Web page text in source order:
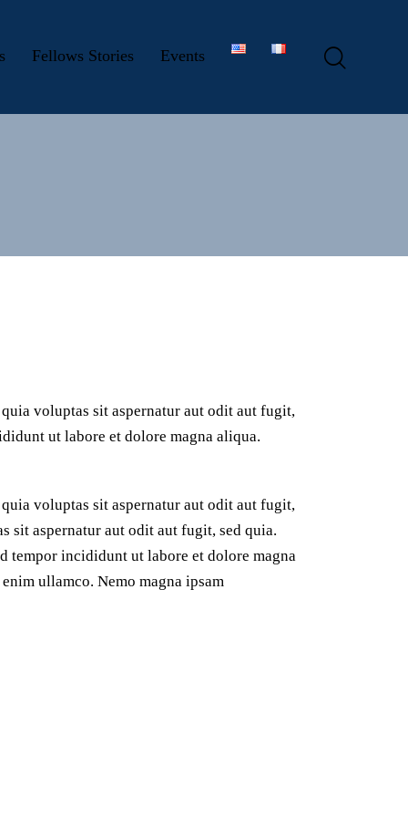
Fellows Stories Events
voluptas sit aspernatur aut odit aut fugit,
ut labore et dolore magna aliqua.
voluptas sit aspernatur aut odit aut fugit,
sit aspernatur aut odit aut fugit, sed quia.
tempor incididunt ut labore et dolore magna
ullamco. Nemo magna ipsam